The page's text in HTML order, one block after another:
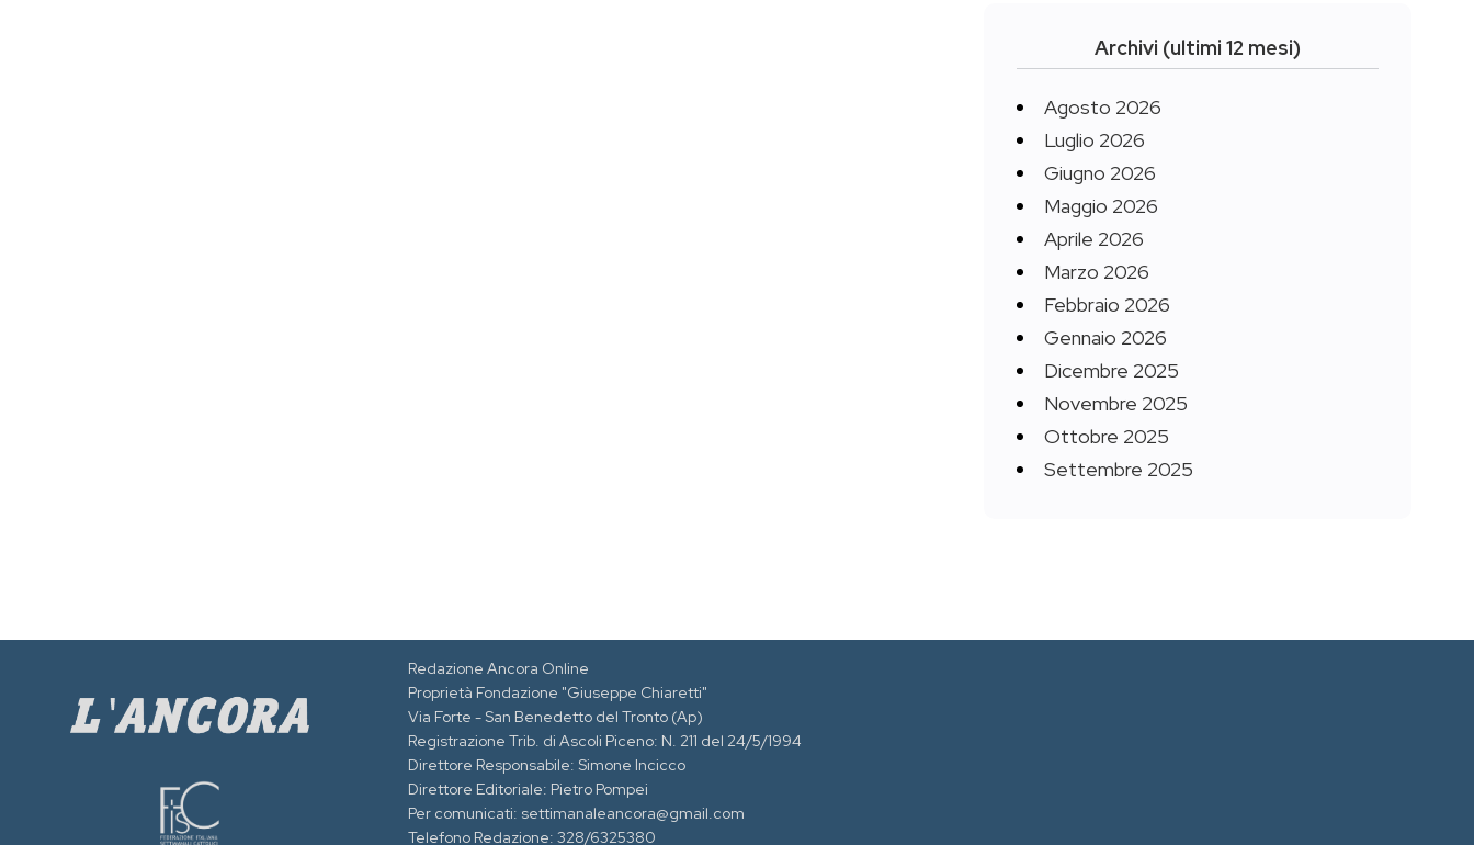
Archivi (ultimi 12 mesi)
Agosto 2026
Luglio 2026
Giugno 2026
Maggio 2026
Aprile 2026
Marzo 2026
Febbraio 2026
Gennaio 2026
Dicembre 2025
Novembre 2025
Ottobre 2025
Settembre 2025
Redazione Ancora Online
Proprietà Fondazione "Giuseppe Chiaretti"
Via Forte - San Benedetto del Tronto (Ap)
Registrazione Trib. di Ascoli Piceno: N. 211 del 24/5/1994
Direttore Responsabile: Simone Incicco
Direttore Editoriale: Pietro Pompei
Per comunicati: settimanaleancora@gmail.com
Telefono Redazione: 328/6325380